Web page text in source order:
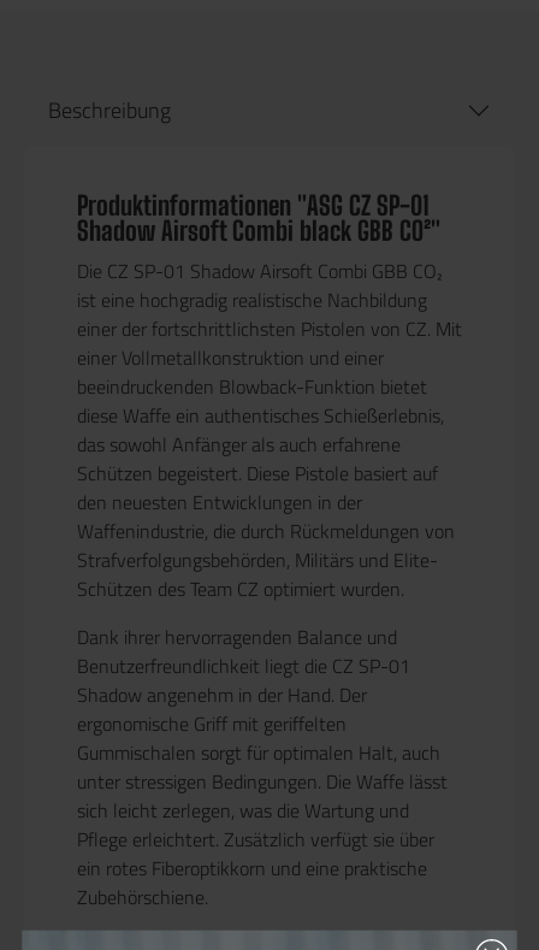
Beschreibung
Produktinformationen "ASG CZ SP-01
Shadow Airsoft Combi black GBB CO²"
Die CZ SP-01 Shadow Airsoft Combi GBB CO₂
ist eine hochgradig realistische Nachbildung
einer der fortschrittlichsten Pistolen von CZ. Mit
einer Vollmetallkonstruktion und einer
beeindruckenden Blowback-Funktion bietet
diese Waffe ein authentisches Schießerlebnis,
das sowohl Anfänger als auch erfahrene
Schützen begeistert. Diese Pistole basiert auf
den neuesten Entwicklungen in der
Waffenindustrie, die durch Rückmeldungen von
Strafverfolgungsbehörden, Militärs und Elite-
Schützen des Team CZ optimiert wurden.
Dank ihrer hervorragenden Balance und
Benutzerfreundlichkeit liegt die CZ SP-01
Shadow angenehm in der Hand. Der
ergonomische Griff mit geriffelten
Gummischalen sorgt für optimalen Halt, auch
unter stressigen Bedingungen. Die Waffe lässt
sich leicht zerlegen, was die Wartung und
Pflege erleichtert. Zusätzlich verfügt sie über
ein rotes Fiberoptikkorn und eine praktische
Zubehörschiene.